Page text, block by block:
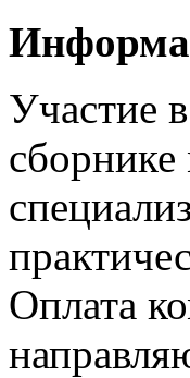
Участие
Оплата